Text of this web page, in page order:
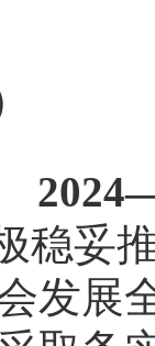
稳妥
发展